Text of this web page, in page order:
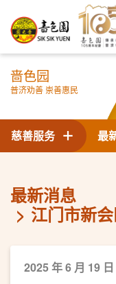
啬色园
普济劝善 崇善惠民
最
慈善服务
最新消息
江门市新
2025 年 6 月 19 日